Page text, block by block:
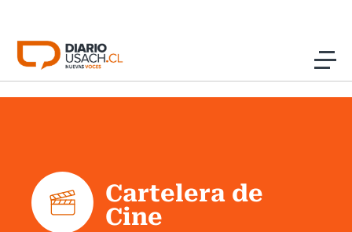
Click acá para ir directamente al contenido
Cultura
Cartelera de
Cine